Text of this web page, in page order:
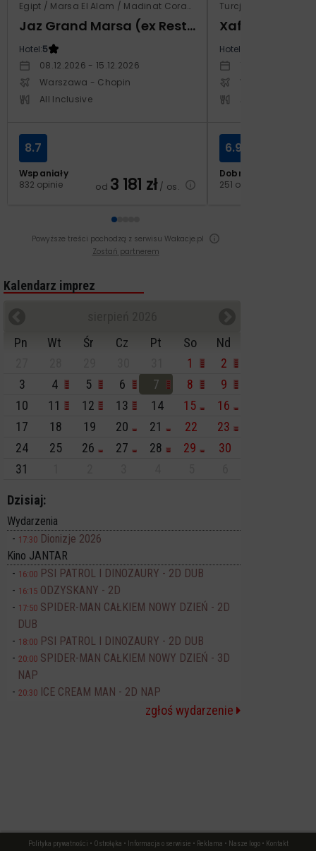
Egipt / Marsa El Alam / Madinat Coraya
Jaz Grand Marsa (ex Resta Grand Resort)
Hotel:5
08.12.2026 - 15.12.2026
Warszawa - Chopin
All Inclusive
Wspaniały
832 opinie
8.7
od 3 181 zł/ os.
Turcja / Riwiera
Xafira Deluxe
Hotel:
Warszawa -
Dobry
251 opinii
6.9
Powyższe treści pochodzą z serwisu Wakacje.pl
Zostań partnerem
Kalendarz imprez
Pn
Wt Śr Cz Pt So
Nd
1
2
3
4 5 6 7 8
9
10
11 12 13 14 15
16
17
18 19 20 21 22
23
24
25 26 27 28 29
30
31
Dzisiaj:
Wydarzenia
17:30 Dionizje 2026
Kino JANTAR
16:00 PSI PATROL I DINOZAURY - 2D DUB
16:15 ODZYSKANY - 2D
17:50 SPIDER-MAN CAŁKIEM NOWY DZIEŃ - 2D
DUB
18:00 PSI PATROL I DINOZAURY - 2D DUB
20:00 SPIDER-MAN CAŁKIEM NOWY DZIEŃ - 3D
NAP
20:30 ICE CREAM MAN - 2D NAP
zgłoś wydarzenie
Polityka prywatności • Ostrołęka • Informacja o serwisie • Reklama • Nasze logo• Kontakt